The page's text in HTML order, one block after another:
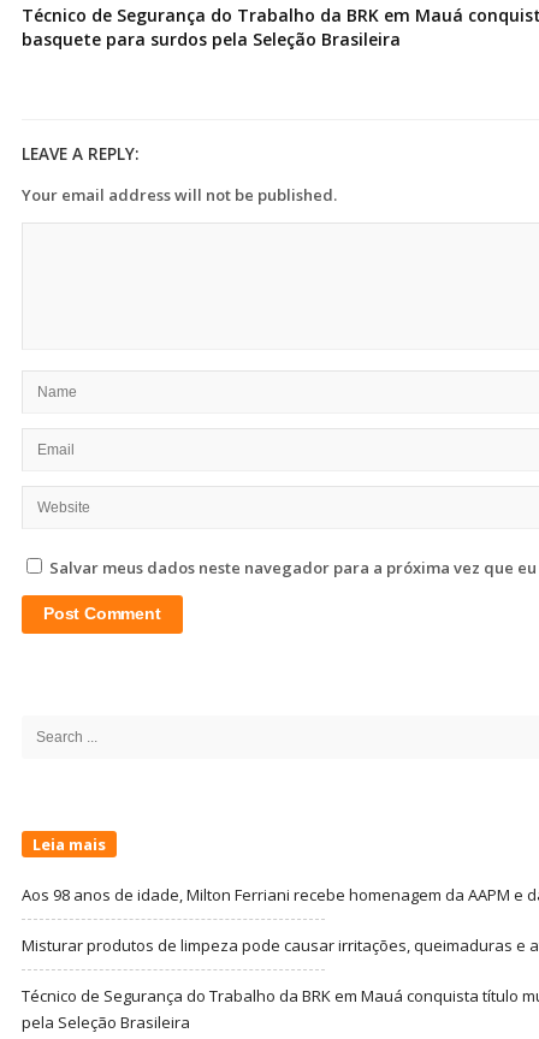
Técnico de Segurança do Trabalho da BRK em Mauá
basquete para surdos pela Seleção Brasileira
LEAVE A REPLY:
Your email address will not be published.
Salvar meus dados neste navegador para a próxima vez que
Search
Leia mais
Aos 98 anos de idade, Milton Ferriani recebe homenagem da AAPM e
Misturar produtos de limpeza pode causar irritações, queimaduras e
Técnico de Segurança do Trabalho da BRK em Mauá conquista título
pela Seleção Brasileira